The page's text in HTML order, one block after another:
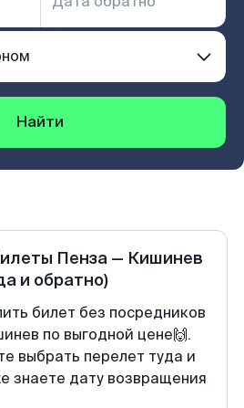
Найти
Пенза — Кишинев
и обратно)
билет без посредников
по выгодной цене🙌.
выбрать перелет туда и
знаете дату возвращения